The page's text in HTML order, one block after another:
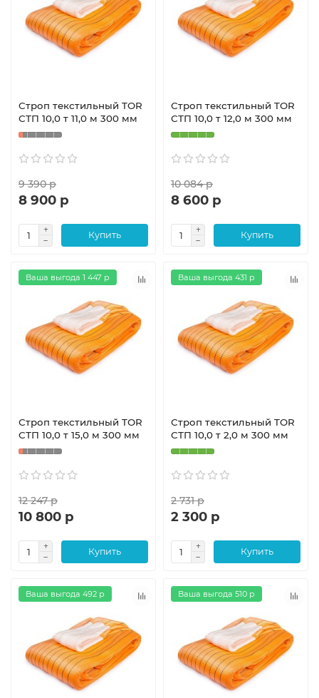
Строп текстильный TOR
СТП 10,0 т 11,0 м 300 мм
9 390 р
8 900 р
Купить
Строп текстильный TOR
СТП 10,0 т 12,0 м 300 мм
10 084 р
8 600 р
Купить
Ваша выгода 1 447 р
Строп текстильный TOR
СТП 10,0 т 15,0 м 300 мм
12 247 р
10 800 р
Купить
Ваша выгода 431 р
Строп текстильный TOR
СТП 10,0 т 2,0 м 300 мм
2 731 р
2 300 р
Купить
Ваша выгода 492 р Ваша выгода 510 р